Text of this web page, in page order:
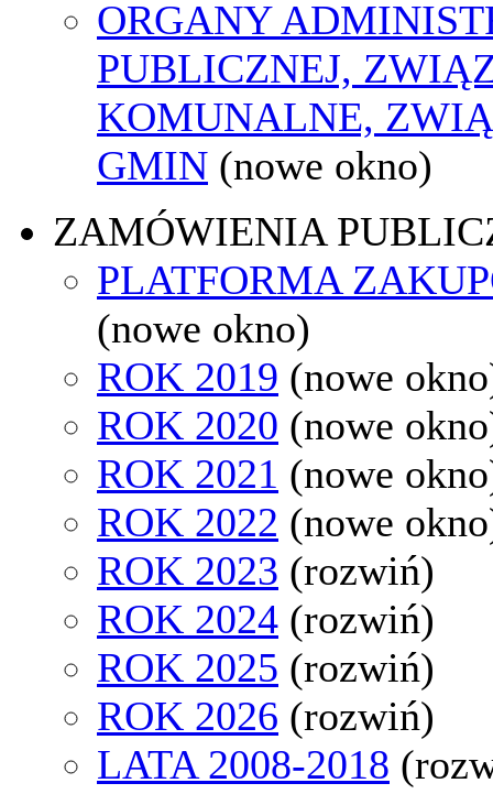
ORGANY
PUBLICZNEJ,
KOMUNALNE,
GMIN (nowe okno)
ZAMÓWIENIA
PLATFORMA
(nowe okno)
ROK 2019 (nowe
ROK 2020 (nowe
ROK 2021 (nowe
ROK 2022 (nowe
ROK 2023 (rozwiń)
ROK 2024 (rozwiń)
ROK 2025 (rozwiń)
ROK 2026 (rozwiń)
LATA 2008-2018